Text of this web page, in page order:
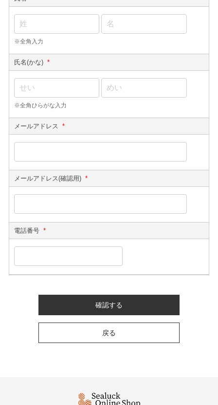
※全角入力
氏名(かな) *
※全角ひらがな入力
メールアドレス *
メールアドレス(確認用) *
電話番号 *
確認する
戻る